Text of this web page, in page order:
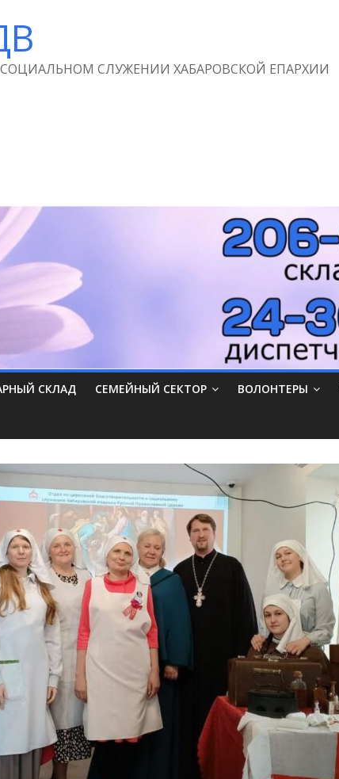
СЛУЖЕНИИ ХАБАРОВСКОЙ ЕПАРХИИ
СКЛАД СЕМЕЙНЫЙ СЕКТОР ВОЛОНТЕРЫ